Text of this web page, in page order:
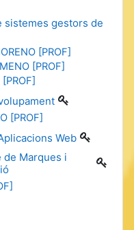
sistemes gestors de
[PROF]
[PROF]
[PROF]
Web
de Marques i